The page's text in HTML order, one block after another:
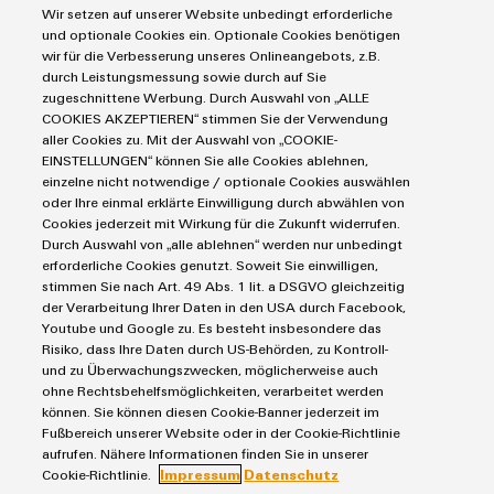
Weidmüller
Configurator
Digital
Engineering
auf einem
‒ intuitiv,
unkompliziert,
schnell
Leiterplattensteckverbinder und Leiterplattenklemmen
Markierungssysteme
Reihenklemmen
Stromversorgungen
Industrial IoT
Industrial Security
Single Pair Ethernet
Smart Metering
SNAP IN Anschlusstechnologie
Workplace Solutions
Service
Connectivity Consulting
eShop / Digitale Bestellmöglichkeiten
Engineering-Daten
PCB Connector Services
Support Center
Technische Produktkataloge
Weidmüller Configurator
Industrien
Datencenter
Gerätehersteller
Maschinenbau
Photovoltaik
Wasserstoff
Weidmüller Industry Match
Windenergie
Impressum
Einkaufs- /Lieferanteninformationen
Datenschutzerklärung
Cookie Richtlinie
Cookie Einstellungen
Weidmüller GmbH & Co KG
Klingenbergstraße 26
32758 Detmold
Tel.: +49 5231 14-280
Wir setzen auf unserer Website unbedingt erforderliche
und optionale Cookies ein. Optionale Cookies benötigen
wir für die Verbesserung unseres Onlineangebots, z.B.
durch Leistungsmessung sowie durch auf Sie
zugeschnittene Werbung. Durch Auswahl von „ALLE
COOKIES AKZEPTIEREN“ stimmen Sie der Verwendung
aller Cookies zu. Mit der Auswahl von „COOKIE-
EINSTELLUNGEN“ können Sie alle Cookies ablehnen,
einzelne nicht notwendige / optionale Cookies auswählen
oder Ihre einmal erklärte Einwilligung durch abwählen von
Cookies jederzeit mit Wirkung für die Zukunft widerrufen.
Durch Auswahl von „alle ablehnen“ werden nur unbedingt
erforderliche Cookies genutzt. Soweit Sie einwilligen,
stimmen Sie nach Art. 49 Abs. 1 lit. a DSGVO gleichzeitig
der Verarbeitung Ihrer Daten in den USA durch Facebook,
Youtube und Google zu. Es besteht insbesondere das
Risiko, dass Ihre Daten durch US-Behörden, zu Kontroll-
und zu Überwachungszwecken, möglicherweise auch
ohne Rechtsbehelfsmöglichkeiten, verarbeitet werden
können. Sie können diesen Cookie-Banner jederzeit im
Fußbereich unserer Website oder in der Cookie-Richtlinie
aufrufen. Nähere Informationen finden Sie in unserer
Cookie-Richtlinie.
Impressum Datenschutz